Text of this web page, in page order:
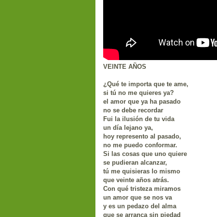
VEINTE AÑOS
¿Qué te importa que te ame,
si tú no me quieres ya?
el amor que ya ha pasado
no se debe recordar
Fui la ilusión de tu vida
un día lejano ya,
hoy represento al pasado,
no me puedo conformar.
Si las cosas que uno quiere
se pudieran alcanzar,
tú me quisieras lo mismo
que veinte años atrás.
Con qué tristeza miramos
un amor que se nos va
y es un pedazo del alma
que se arranca sin piedad